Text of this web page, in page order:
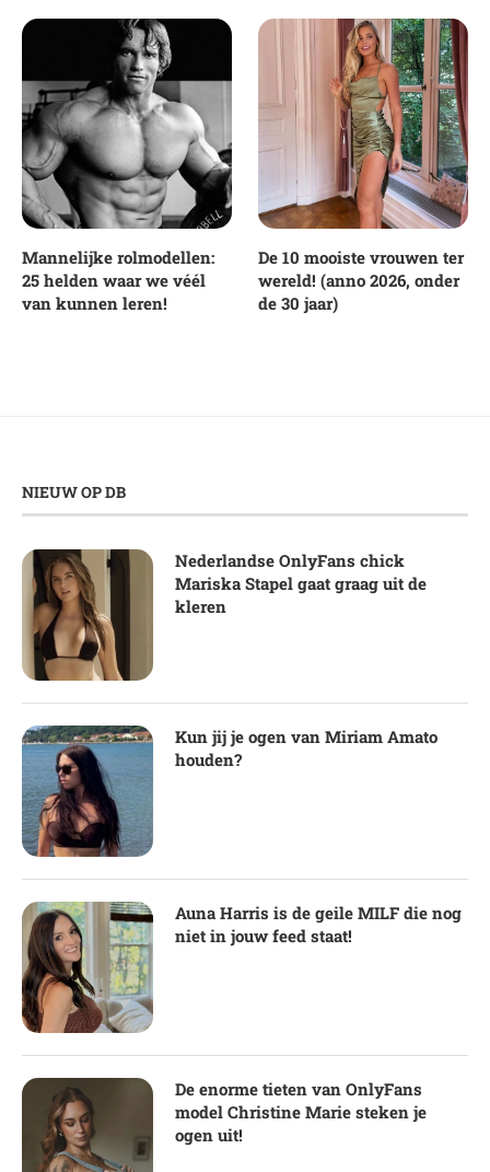
Mannelijke rolmodellen:
25 helden waar we véél
van kunnen leren!
De 10 mooiste vrouwen ter
wereld! (anno 2026, onder
de 30 jaar)
NIEUW OP DB
Nederlandse OnlyFans chick
Mariska Stapel gaat graag uit de
kleren
Kun jij je ogen van Miriam Amato
houden?
Auna Harris is de geile MILF die nog
niet in jouw feed staat!
De enorme tieten van OnlyFans
model Christine Marie steken je
ogen uit!